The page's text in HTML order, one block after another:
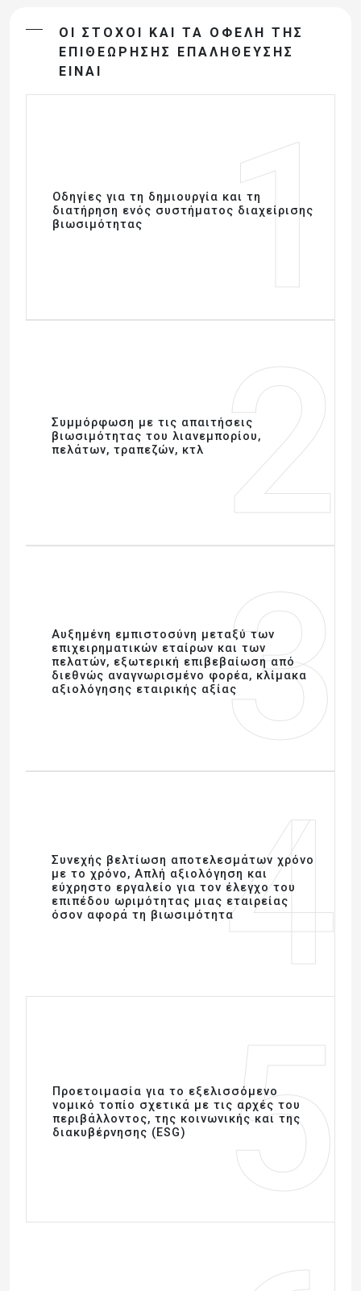
ΟΙ ΣΤΟΧΟΙ ΚΑΙ ΤΑ ΟΦΕΛΗ ΤΗΣ
ΕΠΙΘΕΩΡΗΣΗΣ ΕΠΑΛΗΘΕΥΣΗΣ
ΕΙΝΑΙ
Οδηγίες για τη δημιουργία και τη
διατήρηση ενός συστήματος διαχείρισης
βιωσιμότητας
1
Συμμόρφωση με τις απαιτήσεις
βιωσιμότητας του λιανεμπορίου,
πελάτων, τραπεζών, κτλ
2
Αυξημένη εμπιστοσύνη μεταξύ των
επιχειρηματικών εταίρων και των
πελατών, εξωτερική επιβεβαίωση από
διεθνώς αναγνωρισμένο φορέα, κλίμακα
αξιολόγησης εταιρικής αξίας3
Συνεχής βελτίωση αποτελεσμάτων χρόνο
με το χρόνο, Απλή αξιολόγηση και
εύχρηστο εργαλείο για τον έλεγχο του
επιπέδου ωριμότητας μιας εταιρείας
όσον αφορά τη βιωσιμότητα4
Προετοιμασία για το εξελισσόμενο
νομικό τοπίο σχετικά με τις αρχές του
περιβάλλοντος, της κοινωνικής και της
διακυβέρνησης (ESG)
5